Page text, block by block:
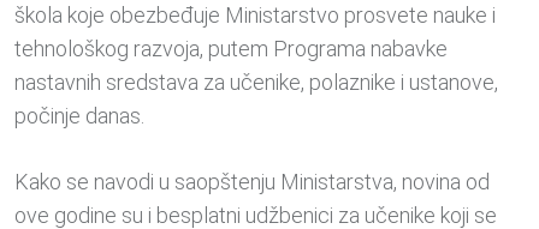
škola koje obezbeđuje Ministarstvo prosvete nauke i
tehnološkog razvoja, putem Programa nabavke
nastavnih sredstava za učenike, polaznike i ustanove,
počinje danas.
Kako se navodi u saopštenju Ministarstva, novina od
ove godine su i besplatni udžbenici za učenike koji se